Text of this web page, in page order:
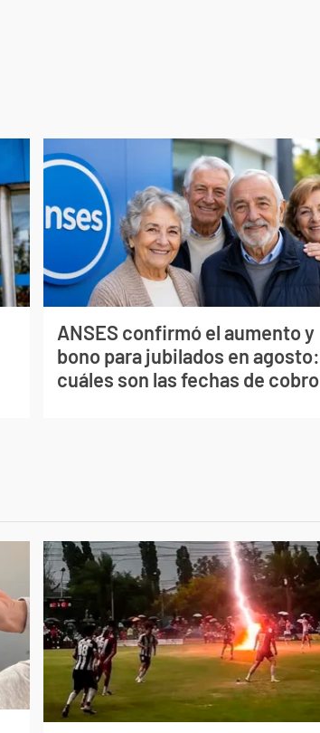
ANSES confirmó el aumento y
bono para jubilados en agosto:
cuáles son las fechas de cobro